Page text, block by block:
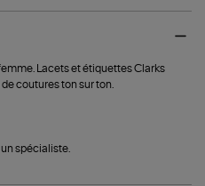
Lacets et étiquettes Clarks
coutures ton sur ton.
spécialiste.